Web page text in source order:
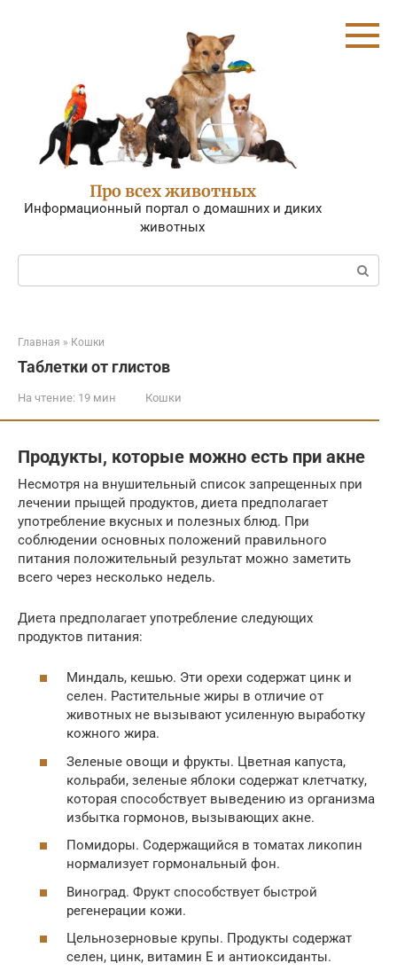
Про всех животных
Информационный портал о домашних и диких
животных
Поиск:
Главная » Кошки
Таблетки от глистов
На чтение: 19 мин Кошки
Продукты, которые можно есть при акне
Несмотря на внушительный список запрещенных при
лечении прыщей продуктов, диета предполагает
употребление вкусных и полезных блюд. При
соблюдении основных положений правильного
питания положительный результат можно заметить
всего через несколько недель.
Диета предполагает употребление следующих
продуктов питания:
Миндаль, кешью. Эти орехи содержат цинк и
селен. Растительные жиры в отличие от
животных не вызывают усиленную выработку
кожного жира.
Зеленые овощи и фрукты. Цветная капуста,
кольраби, зеленые яблоки содержат клетчатку,
которая способствует выведению из организма
избытка гормонов, вызывающих акне.
Помидоры. Содержащийся в томатах ликопин
нормализует гормональный фон.
Виноград. Фрукт способствует быстрой
регенерации кожи.
Цельнозерновые крупы. Продукты содержат
селен, цинк, витамин Е и антиоксиданты.